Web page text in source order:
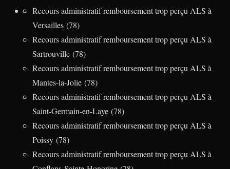
Recours administratif remboursement trop perçu ALS à
Versailles (78)
Recours administratif remboursement trop perçu ALS à
Sartrouville (78)
Recours administratif remboursement trop perçu ALS à
Mantes-la-Jolie (78)
Recours administratif remboursement trop perçu ALS à
Saint-Germain-en-Laye (78)
Recours administratif remboursement trop perçu ALS à
Poissy (78)
Recours administratif remboursement trop perçu ALS à